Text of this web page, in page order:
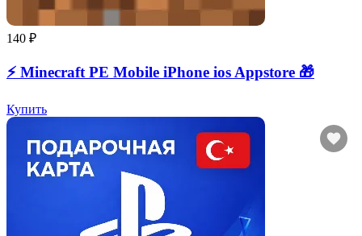
140 ₽
⚡️ Minecraft PE Mobile iPhone ios Appstore 🎁
Купить